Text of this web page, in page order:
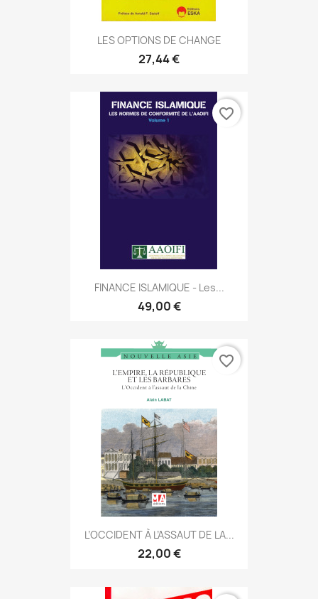
LES OPTIONS DE CHANGE
27,44 €
FINANCE ISLAMIQUE - Les...
49,00 €
favorite_border
L’OCCIDENT À L’ASSAUT DE LA...
22,00 €
favorite_border